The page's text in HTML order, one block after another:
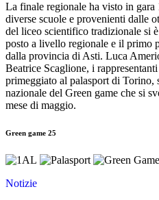
La finale regionale ha visto in gara
diverse scuole e provenienti dalle
del liceo scientifico tradizionale si
posto a livello regionale e il primo
dalla provincia di Asti. Luca
Beatrice Scaglione, i
primeggiato al palasport di Torino,
nazionale del Green game che si
mese di maggio.
Green game 25
Notizie